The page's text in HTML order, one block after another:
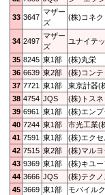
33 3647
マザー
ズ
(株)コネク
34 2497
マザー
ズ
ユナイテ
35 8245 東1部 (株)丸栄
36 6639 東2部 (株)コンテ
37 7721 東1部 東京計器(
38 4754 JQS (株)トスネ
39 6961 東1部 (株)エンプ
40 7244 東1部 市光工業(
41 7591 東1部 (株)エクセ
42 7515 東2部 (株)マル
43 9369 東1部 (株)キユ
44 3666 JQS (株)テク
45 3669 東1部 モバイル